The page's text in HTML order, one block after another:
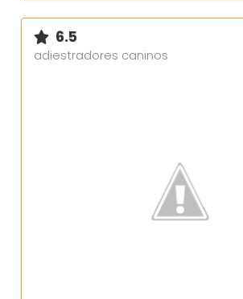
6.5
adiestradores caninos